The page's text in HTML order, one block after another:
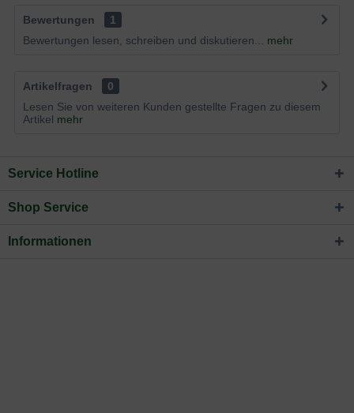
Bewertungen
1
Bewertungen lesen, schreiben und diskutieren...
mehr
Artikelfragen
0
Lesen Sie von weiteren Kunden gestellte Fragen zu diesem
Artikel mehr
Service Hotline
Shop Service
Informationen